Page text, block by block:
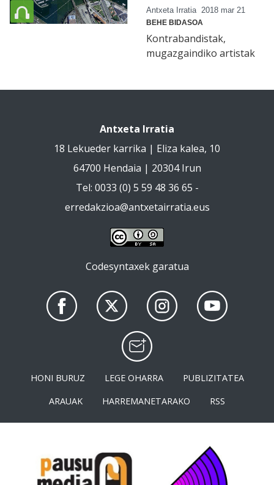
Antxeta Irratia 2018 mar 21
BEHE BIDASOA
Kontrabandistak,
mugazgaindiko artistak
Antxeta Irratia
18 Lekueder karrika | Eliza kalea, 10
64700 Hendaia | 20304 Irun
Tel: 0033 (0) 5 59 48 36 65 -
erredakzioa@antxetairratia.eus
Codesyntaxek garatua
HONI BURUZ LEGE OHARRA
PUBLIZITATEA
ARAUAK
HARREMANETARAKO RSS